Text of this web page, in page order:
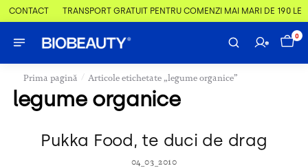
CONTACT TRANSPORT GRATUIT PENTRU COMENZI MAI MARI DE 190 LEI
0
Prima pagină / Articole etichetate „legume organice”
legume organice
Pukka Food, te duci de drag
04_03_2010